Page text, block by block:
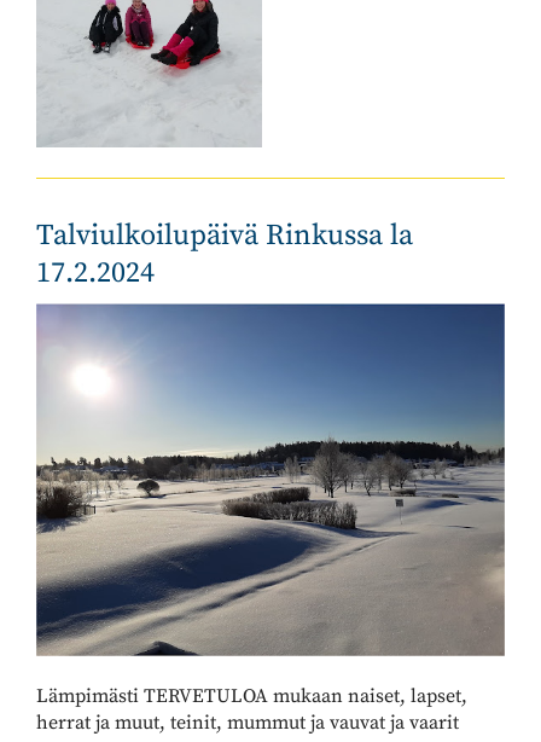
Talviulkoilupäivä Rinkussa la
17.2.2024
​​​​​​​Lämpimästi TERVETULOA mukaan naiset, lapset,
herrat ja muut, teinit, mummut ja vauvat ja vaarit